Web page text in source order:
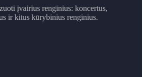
įvairius renginius: koncertus,
ir ​kitus kūrybinius renginius.